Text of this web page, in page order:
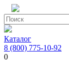
Каталог
8 (800) 775-10-92
0